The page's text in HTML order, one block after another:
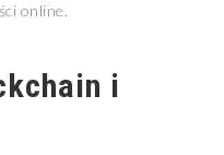
online.
i